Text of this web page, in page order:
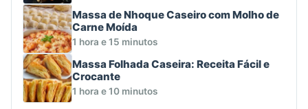
Massa de Nhoque Caseiro com Molho de
Carne Moída
1 hora e 15 minutos
Massa Folhada Caseira: Receita Fácil e
Crocante
1 hora e 10 minutos